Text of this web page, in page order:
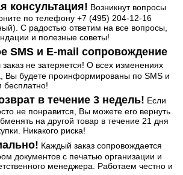
консультация! Возникнут вопросы
по телефону +7 (495) 204-12-16
С радостью ответим на все вопросы,
и полезные советы!
SMS и E-mail сопровождение
не затеряется! О всех изменениях
Вы будете проинформированы по SMS и
бесплатно!
в течение 3 недель! Если
не понравится, Вы можете его вернуть
на другой товар в течение 21 дня
Никакого риска!
Каждый заказ сопровождается
документов с печатью организации и
менеджера. Работаем честно и